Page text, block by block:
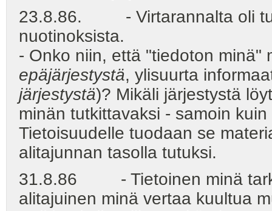
23.8.86. - Virtarannalta oli
nuotinoksista.
- Onko niin, että "tiedoton minä"
epäjärjestystä, ylisuurta
järjestystä)? Mikäli järjestystä
minän tutkittavaksi - samoin
Tietoisuudelle tuodaan se
alitajunnan tasolla tutuksi.
31.8.86 - Tietoinen minä
alitajuinen minä vertaa kuultua